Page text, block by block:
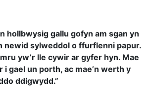
hollbwysig gallu gofyn am sgan yn
newid sylweddol o ffurflenni papur.
yw’r lle cywir ar gyfer hyn. Mae
i gael un porth, ac mae’n werth y
ddigwydd.”